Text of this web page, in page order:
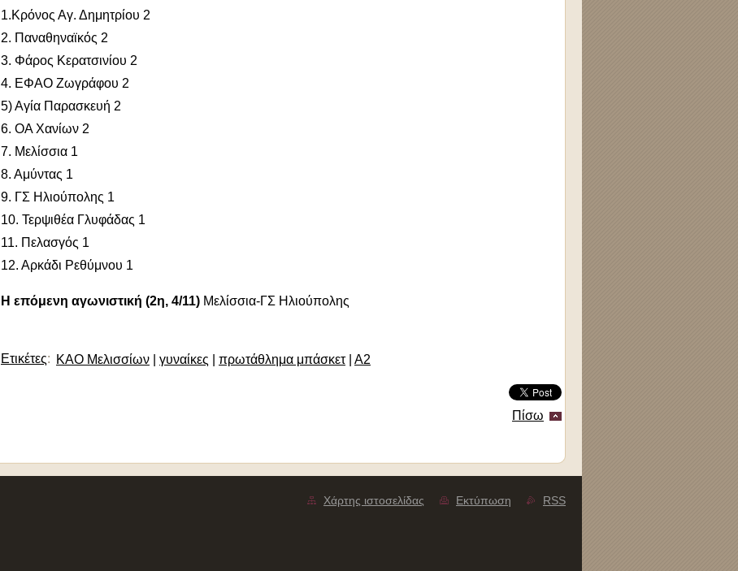
1.Κρόνος Αγ. Δημητρίου 2
2. Παναθηναϊκός 2
3. Φάρος Κερατσινίου 2
4. ΕΦΑΟ Ζωγράφου 2
5) Αγία Παρασκευή 2
6. ΟΑ Χανίων 2
7. Μελίσσια 1
8. Αμύντας 1
9. ΓΣ Ηλιούπολης 1
10. Τερψιθέα Γλυφάδας 1
11. Πελασγός 1
12. Αρκάδι Ρεθύμνου 1
Η επόμενη αγωνιστική (2η, 4/11) Μελίσσια-ΓΣ Ηλιούπολης
Ετικέτες: ΚΑΟ Μελισσίων γυναίκες πρωτάθλημα μπάσκετ Α2
Πίσω
Χάρτης ιστοσελίδας Εκτύπωση RSS